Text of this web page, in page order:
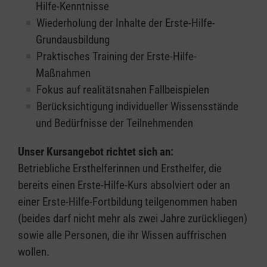
Hilfe-Kenntnisse
Wiederholung der Inhalte der Erste-Hilfe-
Grundausbildung
Praktisches Training der Erste-Hilfe-
Maßnahmen
Fokus auf realitätsnahen Fallbeispielen
Berücksichtigung individueller Wissensstände
und Bedürfnisse der Teilnehmenden
Unser Kursangebot richtet sich an:
Betriebliche Ersthelferinnen und Ersthelfer, die
bereits einen Erste-Hilfe-Kurs absolviert oder an
einer Erste-Hilfe-Fortbildung teilgenommen haben
(beides darf nicht mehr als zwei Jahre zurückliegen)
sowie alle Personen, die ihr Wissen auffrischen
wollen.